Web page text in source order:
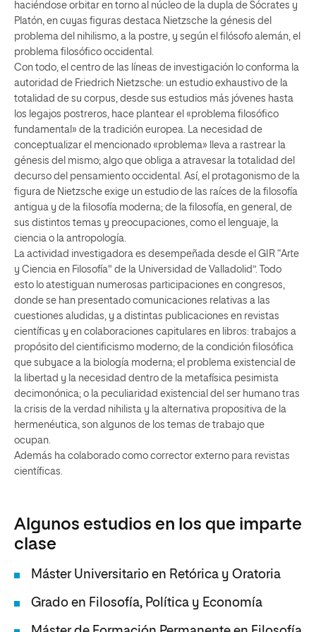
haciéndose orbitar en torno al núcleo de la dupla de Sócrates y
Platón, en cuyas figuras destaca Nietzsche la génesis del
problema del nihilismo, a la postre, y según el filósofo alemán, el
problema filosófico occidental.
Con todo, el centro de las líneas de investigación lo conforma la
autoridad de Friedrich Nietzsche: un estudio exhaustivo de la
totalidad de su corpus, desde sus estudios más jóvenes hasta
los legajos postreros, hace plantear el «problema filosófico
fundamental» de la tradición europea. La necesidad de
conceptualizar el mencionado «problema» lleva a rastrear la
génesis del mismo; algo que obliga a atravesar la totalidad del
decurso del pensamiento occidental. Así, el protagonismo de la
figura de Nietzsche exige un estudio de las raíces de la filosofía
antigua y de la filosofía moderna; de la filosofía, en general, de
sus distintos temas y preocupaciones, como el lenguaje, la
ciencia o la antropología.
La actividad investigadora es desempeñada desde el GIR “Arte
y Ciencia en Filosofía" de la Universidad de Valladolid”. Todo
esto lo atestiguan numerosas participaciones en congresos,
donde se han presentado comunicaciones relativas a las
cuestiones aludidas, y a distintas publicaciones en revistas
científicas y en colaboraciones capitulares en libros: trabajos a
propósito del cientificismo moderno; de la condición filosófica
que subyace a la biología moderna; el problema existencial de
la libertad y la necesidad dentro de la metafísica pesimista
decimonónica; o la peculiaridad existencial del ser humano tras
la crisis de la verdad nihilista y la alternativa propositiva de la
hermenéutica, son algunos de los temas de trabajo que
ocupan.
Además ha colaborado como corrector externo para revistas
científicas.
Algunos estudios en los que imparte
clase
Máster Universitario en Retórica y Oratoria
Grado en Filosofía, Política y Economía